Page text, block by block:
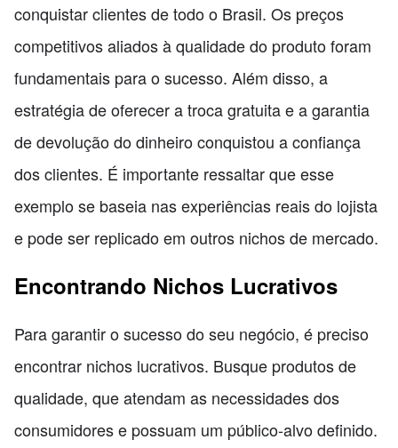
conquistar clientes de todo o Brasil. Os preços
competitivos aliados à qualidade do produto foram
fundamentais para o sucesso. Além disso, a
estratégia de oferecer a troca gratuita e a garantia
de devolução do dinheiro conquistou a confiança
dos clientes. É importante ressaltar que esse
exemplo se baseia nas experiências reais do lojista
e pode ser replicado em outros nichos de mercado.
Encontrando Nichos Lucrativos
Para garantir o sucesso do seu negócio, é preciso
encontrar nichos lucrativos. Busque produtos de
qualidade, que atendam as necessidades dos
consumidores e possuam um público-alvo definido.